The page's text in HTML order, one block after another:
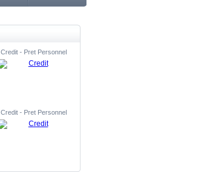
Credit - Pret Personnel
Credit - Pret Personnel